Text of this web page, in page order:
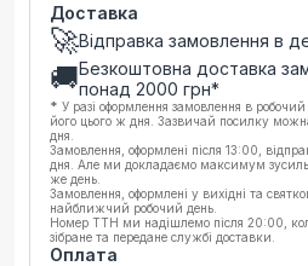
Доставка
🚀Відправка замовлення в
🚚Безкоштовна доставка
понад 2000 грн*
* У разі оформлення замовлення в
його цього ж дня. Зазвичай посилку
дня.
Замовлення, оформлені після 13:00,
дня. Але ми докладаємо максимум
же день.
Замовлення, оформлені у вихідні та
найближчий робочий день.
Номер ТТН ми надішлемо після 20:00,
зібране та передане службі доставки.
Оплата